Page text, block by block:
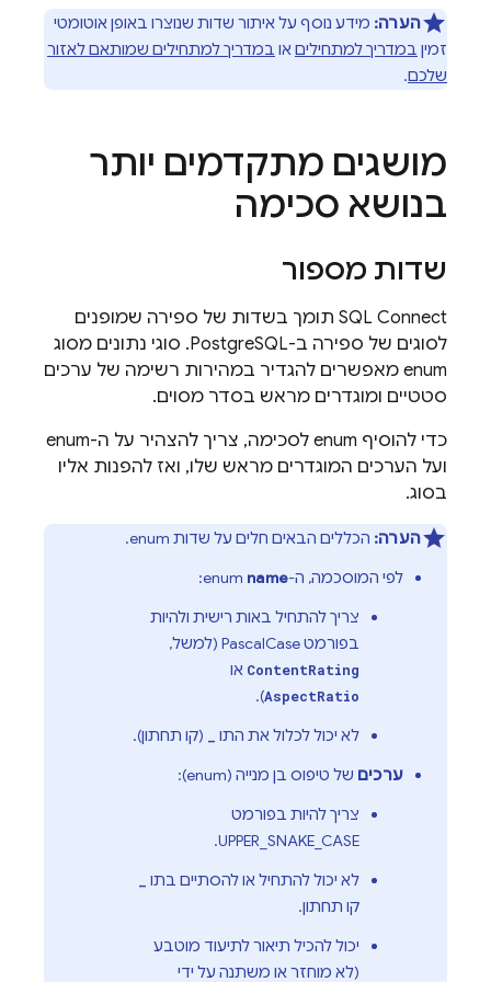
הערה: מידע נוסף על איתור שדות שנוצרו באופן אוטומטי
זמין במדריך למתחיליםאו במדריך למתחילים שמותאם לאזור
שלכם.
מושגים מתקדמים יותר
בנושא סכימה
שדות מספור
SQL Connect תומך בשדות של ספירה שמופנים
לסוגים של ספירה ב-PostgreSQL. סוגי נתונים מסוג
enum מאפשרים להגדיר במהירות רשימה של ערכים
סטטיים ומוגדרים מראש בסדר מסוים.
כדי להוסיף enum לסכימה, צריך להצהיר על ה-enum
ועל הערכים המוגדרים מראש שלו, ואז להפנות אליו
בסוג.
הערה: הכללים הבאים חלים על שדות enum.
לפי המוסכמה, ה-enumname
:
צריך להתחיל באות רישית ולהיות
בפורמט PascalCase (למשל,
ContentRating או
AspectRatio
).
לא יכול לכלול את התו
(קו תחתון).
ערכים של טיפוס בן מנייה (enum):
צריך להיות בפורמט
UPPER_SNAKE_CASE.
לא יכול להתחיל או להסתיים בתו
קו תחתון.
יכול להכיל תיאור לתיעוד מוטבע
(לא מוחזר או משתנה על ידי